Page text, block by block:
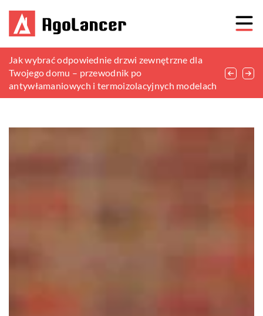
Jak wybrać idealne rolety rzymskie do twojego
domu: Praktyczne porady i kreatywne inspiracje
Jak wybrać odpowiednie drzwi zewnętrzne dla
Twojego domu – przewodnik po
antywłamaniowych i termoizolacyjnych modelach
Jak wybrać odpowiedni zbiornik na ścieki dla
swojego domu?